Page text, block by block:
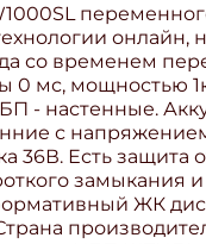
онлайн,
со временем
0 мс, мощностью
- настенные.
с
36В. Есть защита
замыкания
ЖК